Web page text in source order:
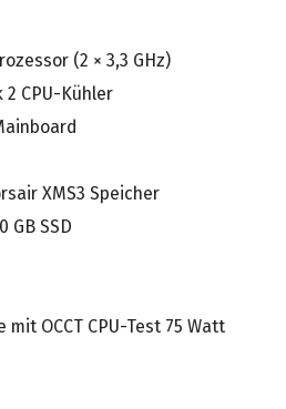
(2 × 3,3 GHz)
2 CPU-Kühler
XMS3 Speicher
GB SSD
OCCT CPU-Test 75 Watt